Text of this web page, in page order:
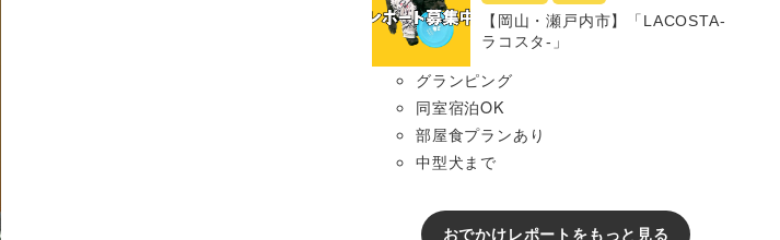
【岡山・瀬戸内市】「LACOSTA-
ラコスタ-」
グランピング
同室宿泊OK
部屋食プランあり
中型犬まで
おでかけレポートをもっと見る